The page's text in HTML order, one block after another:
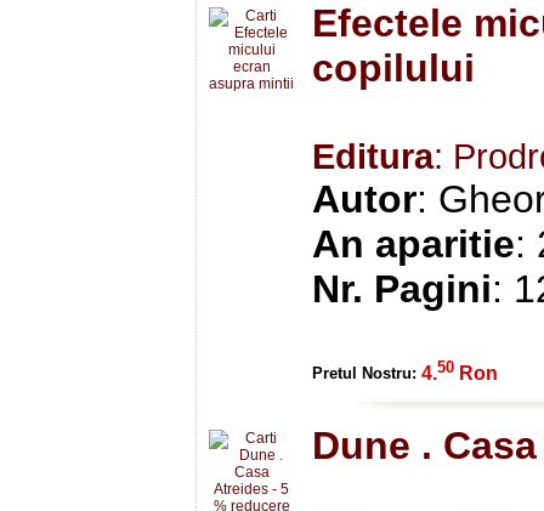
Efectele
copilului
Editura:
Autor:
An aparitie:
Nr. Pagini:
Pretul Nostru: 4.50 Ron
Dune .